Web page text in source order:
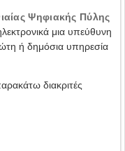
Ψηφιακής Πύλης
μια υπεύθυνη
ή δημόσια υπηρεσία
διακριτές